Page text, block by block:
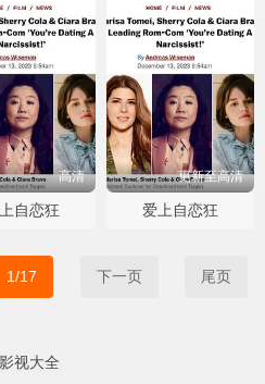
高清
自恋狂
更新至高清
爱上自恋狂
1/17 下一页 尾页
视大全